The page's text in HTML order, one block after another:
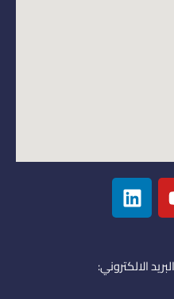
L
i
n
e
d
الالكتروني: